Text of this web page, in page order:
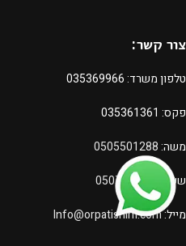
צור קשר:
טלפון משרד:035369966
פקס: 035361361
משה:0505501288
ששי:
0507866251
מייל:Info@orpatishim.com